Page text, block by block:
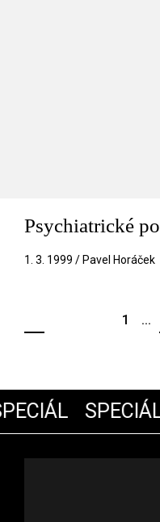
Psychiatrické
1. 3. 1999 / Pavel Horáček
1 ...
SPECIÁL